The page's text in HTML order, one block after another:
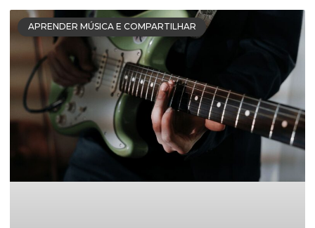
APRENDER MÚSICA E COMPARTILHAR